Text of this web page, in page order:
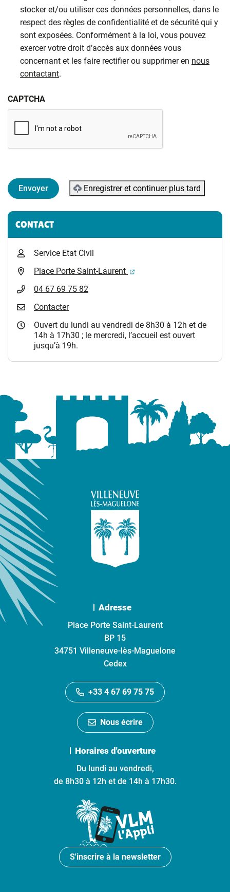
stocker et/ou utiliser ces données personnelles, dans le
respect des règles de confidentialité et de sécurité qui y
sont exposées. Conformément à la loi, vous pouvez
exercer votre droit d’accès aux données vous
concernant et les faire rectifier ou supprimer en nous
contactant.
CAPTCHA
Enregistrer et continuer plus tard
Informations complémentaires
CONTACT
Service Etat Civil
Place Porte Saint-Laurent
(ouverture dans un
04 67 69 75 82
Contacter
Ouvert du lundi au vendredi de 8h30 à 12h et de
14h à 17h30 ; le mercredi, l’accueil est ouvert
jusqu’à 19h.
Adresse
Place Porte Saint-Laurent
BP 15
34751 Villeneuve-lès-Maguelone
Cedex
+33 4 67 69 75 75
Nous écrire
Horaires d'ouverture
Du lundi au vendredi,
de 8h30 à 12h et de 14h à 17h30.
S'inscrire à la newsletter